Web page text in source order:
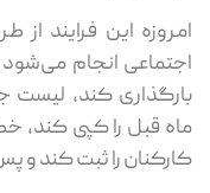
امروزه این فرایند
اجتماعی انجام می‌شود
بارگذاری کند، لیست
ماه قبل را کپی کند،
کارکنان را ثبت کند و پس